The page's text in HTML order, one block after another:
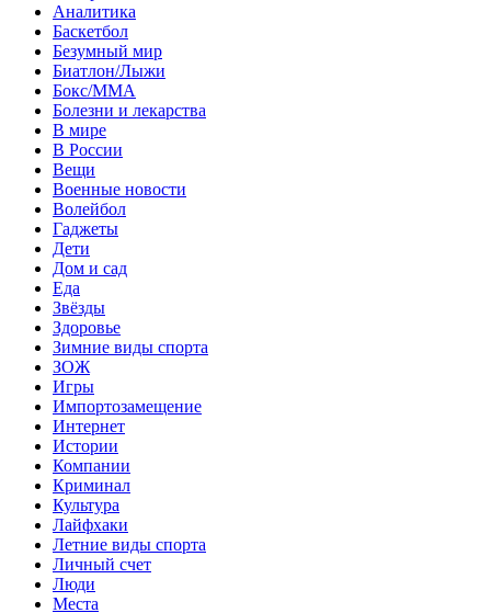
Аналитика
Баскетбол
Безумный мир
Биатлон/Лыжи
Бокс/MMA
Болезни и лекарства
В мире
В России
Вещи
Военные новости
Волейбол
Гаджеты
Дети
Дом и сад
Еда
Звёзды
Здоровье
Зимние виды спорта
ЗОЖ
Игры
Импортозамещение
Интернет
Истории
Компании
Криминал
Культура
Лайфхаки
Летние виды спорта
Личный счет
Люди
Места